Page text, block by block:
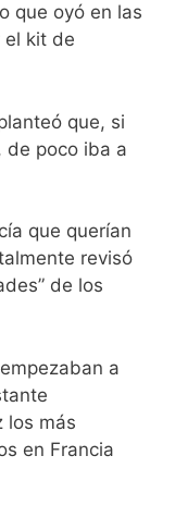
que oyó en las
el kit de
que, si
de poco iba a
que querían
revisó
de los
a
los más
en Francia